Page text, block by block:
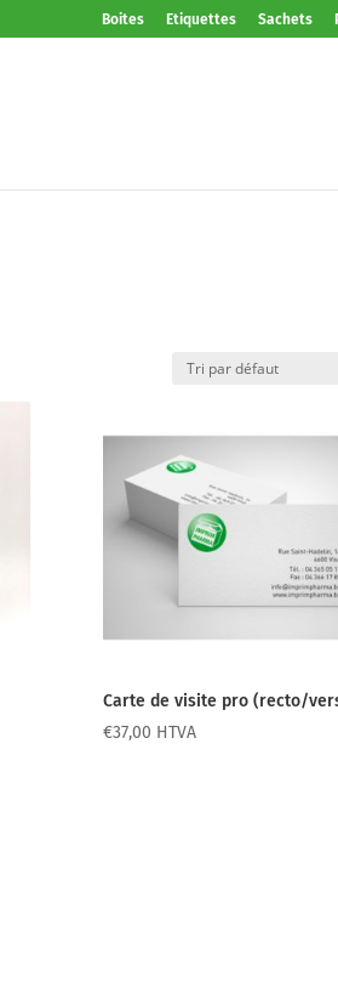
Boites Etiquettes Sachets
Carte de visite pro (recto/
€37,00 HTVA